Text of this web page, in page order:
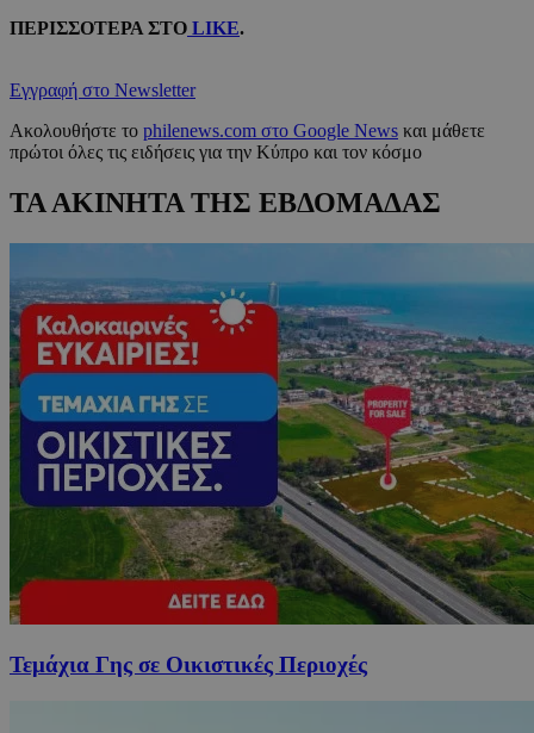
ΠΕΡΙΣΣΟΤΕΡΑ ΣΤΟ LIKE.
Εγγραφή στο Newsletter
Ακολουθήστε το philenews.com στο Google News και μάθετε
πρώτοι όλες τις ειδήσεις για την Κύπρο και τον κόσμο
ΤΑ ΑΚΙΝΗΤΑ ΤΗΣ ΕΒΔΟΜΑΔΑΣ
Τεμάχια Γης σε Οικιστικές Περιοχές